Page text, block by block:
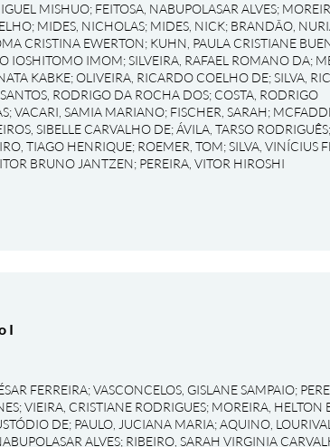
MISHUO; FEITOSA, NABUPOLASAR ALVES;
; MIDES, NICHOLAS; MIDES, NICK; BRANDÃO,
CRISTINA EWERTON; KUHN, PAULA CRISTIANE
IOSHITOMO IMOM;SILVEIRA, RAFAEL ROMANO DA;
KABKE;OLIVEIRA, RICARDO COELHO DE;SILVA,
SANTOS, RODRIGO DA ROCHA DOS; COSTA, RODRIGO
;VACARI, SAMIA MARIANO; FISCHER, SARAH;
SIBELLE CARVALHO DE;ÁVILA, TARSO RODRIGUÊS;
TIAGO HENRIQUE; ROEMER, TOM;SILVA, VINÍCIUS
BRUNO JANTZEN; PEREIRA, VITOR HIROSHI
I
FERREIRA;VASCONCELOS, GISLANE SAMPAIO;
;VIEIRA, CRISTIANE RODRIGUES; MOREIRA, HELTON
DE; PAULO, JUCIANA MARIA;AQUINO,
ALVES; RIBEIRO, SARAH VIRGINIA